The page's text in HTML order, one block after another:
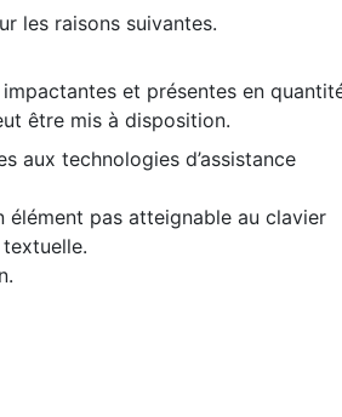
les raisons suivantes.
et présentes en
être mis à disposition.
aux technologies d’assistance
pas atteignable au clavier